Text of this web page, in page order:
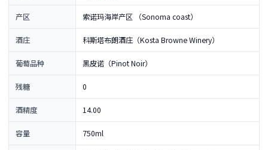
产区 索诺玛海岸产区 （Sonoma coast）
酒庄 科斯塔布朗酒庄（Kosta Browne Winery）
葡萄品种 黑皮诺（Pinot Noir）
残糖 0
酒精度 14.00
容量 750ml